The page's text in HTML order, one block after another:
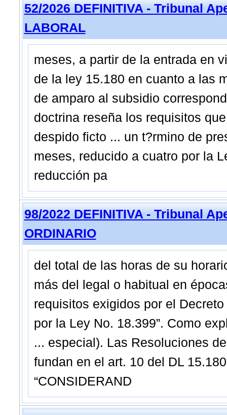
52/2026 DEFINITIVA - Tribunal
LABORAL
meses, a partir de la entrada en
de la ley 15.180 en cuanto a las
de amparo al subsidio
doctrina reseña los requisitos
despido ficto ... un t?rmino de
meses, reducido a cuatro por la
reducción pa
98/2022 DEFINITIVA - Tribunal
ORDINARIO
del total de las horas de su
más del legal o habitual en
requisitos exigidos por el
por la Ley No. 18.399”. Como
... especial). Las Resoluciones
fundan en el art. 10 del DL
“CONSIDERAND